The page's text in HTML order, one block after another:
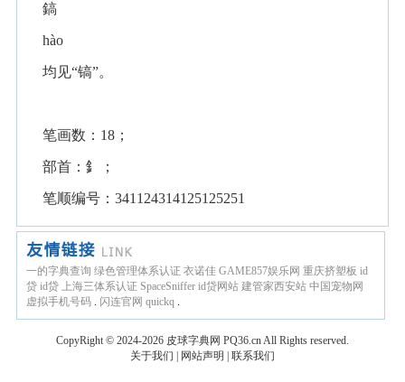
鎬
hào
均见“镐”。
笔画数：18；
部首：釒；
笔顺编号：341124314125125251
一的字典查询 绿色管理体系认证 衣诺佳 GAME857娱乐网 重庆挤塑板 id
贷 id贷 上海三体系认证 SpaceSniffer id贷网站 建管家西安站 中国宠物网
虚拟手机号码 . 闪连官网 quickq .
CopyRight © 2024-2026 皮球字典网 PQ36.cnAll Rights reserved.
关于我们
网站声明 联系我们